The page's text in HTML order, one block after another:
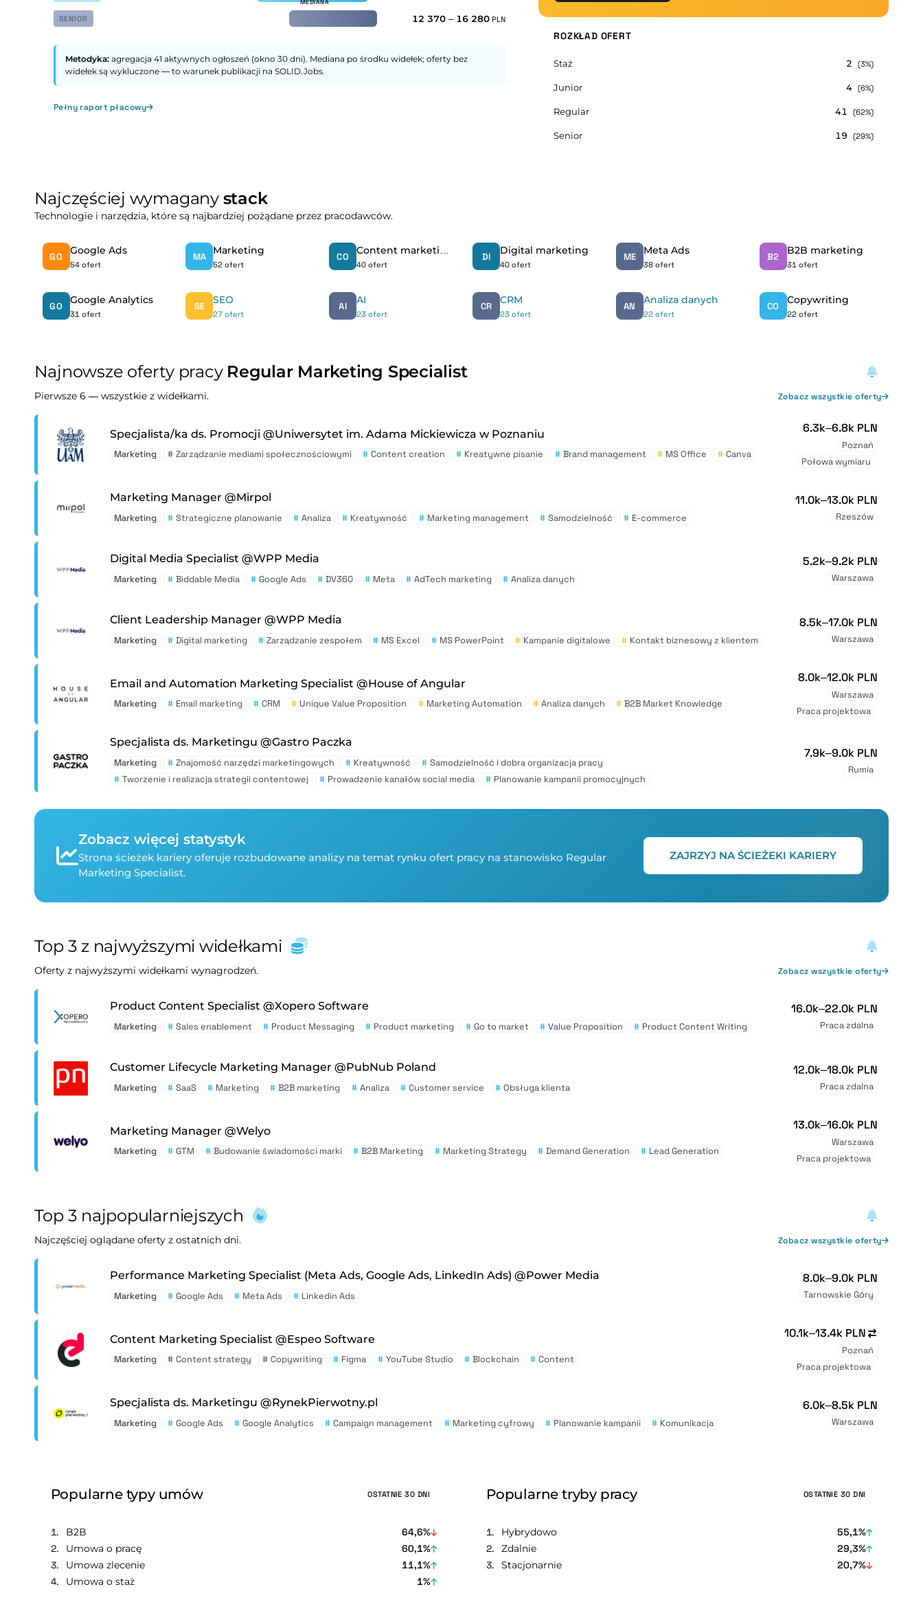
SENIOR 12 370 – 16 280 PLN
Metodyka:agregacja 41 aktywnych ogłoszeń (okno 30 dni). Mediana po środku widełek; oferty bez
widełek są wykluczone — to warunek publikacji na SOLID.Jobs.
Pełny raport płacowy
ROZKŁAD OFERT
Staż 2 (3%)
Junior 4 (6%)
Regular 41 (62%)
Senior 19 (29%)
Najczęściej wymagany stack
Technologie i narzędzia, które są najbardziej pożądane przez pracodawców.
GO
Google Ads
54 ofert
MA
Marketing
52 ofert
CO
40 ofert
DI
Digital marketing
40 ofert
ME
Meta Ads
38 ofert
B2
B2B marketing
31 ofert
GO
Google Analytics
31 ofert
SE
SEO
27 ofert
AI
AI
23 ofert
CR
CRM
23 ofert
AN
Analiza danych
22 ofert
CO
Copywriting
22 ofert
Najnowsze oferty pracy Regular Marketing Specialist
Pierwsze 6 — wszystkie z widełkami. Zobacz wszystkie oferty
Specjalista/ka ds. Promocji @Uniwersytet im. Adama Mickiewicza w Poznaniu
Marketing # Zarządzanie mediami społecznościowymi # Content creation # Kreatywne pisanie # Brand management # MS Office # Canva
6.3k–6.8k PLN
Poznań
Połowa wymiaru
Marketing Manager @Mirpol
Marketing # Strategiczne planowanie # Analiza # Kreatywność # Marketing management # Samodzielność # E-commerce
11.0k–13.0k PLN
Rzeszów
Digital Media Specialist @WPP Media
Marketing # Biddable Media # Google Ads # DV360 # Meta # AdTech marketing # Analiza danych
5.2k–9.2k PLN
Warszawa
Client Leadership Manager @WPP Media
Marketing # Digital marketing # Zarządzanie zespołem # MS Excel # MS PowerPoint # Kampanie digitalowe # Kontakt biznesowy z klientem
8.5k–17.0k PLN
Warszawa
Email and Automation Marketing Specialist @House of Angular
Marketing # Email marketing # CRM # Unique Value Proposition # Marketing Automation # Analiza danych # B2B Market Knowledge
8.0k–12.0k PLN
Warszawa
Praca projektowa
Specjalista ds. Marketingu @Gastro Paczka
Marketing # Znajomość narzędzi marketingowych # Kreatywność # Samodzielność i dobra organizacja pracy
# Tworzenie i realizacja strategii contentowej # Prowadzenie kanałów social media # Planowanie kampanii promocyjnych
7.9k–9.0k PLN
Rumia
Zobacz więcej statystyk
Strona ścieżek kariery oferuje rozbudowane analizy na temat rynku ofert pracy na stanowisko Regular
Marketing Specialist.
ZAJRZYJ NA ŚCIEŻEKI KARIERY
Top 3 z najwyższymi widełkami
Oferty z najwyższymi widełkami wynagrodzeń. Zobacz wszystkie oferty
Product Content Specialist @Xopero Software
Marketing # Sales enablement # Product Messaging # Product marketing # Go to market # Value Proposition # Product Content Writing
16.0k–22.0k PLN
Praca zdalna
Customer Lifecycle Marketing Manager @PubNub Poland
Marketing # SaaS # Marketing # B2B marketing # Analiza # Customer service # Obsługa klienta
12.0k–18.0k PLN
Praca zdalna
Marketing Manager @Welyo
Marketing # GTM # Budowanie świadomości marki # B2B Marketing # Marketing Strategy # Demand Generation # Lead Generation
13.0k–16.0k PLN
Warszawa
Praca projektowa
Top 3 najpopularniejszych
Najczęściej oglądane oferty z ostatnich dni. Zobacz wszystkie oferty
Performance Marketing Specialist (Meta Ads, Google Ads, LinkedIn Ads) @Power Media
Marketing # Google Ads # Meta Ads # Linkedin Ads
8.0k–9.0k PLN
Tarnowskie Góry
Content Marketing Specialist @Espeo Software
Marketing # Content strategy # Copywriting # Figma # YouTube Studio # Blockchain # Content
10.1k–13.4k PLN
Poznań
Praca projektowa
Specjalista ds. Marketingu @RynekPierwotny.pl
Marketing # Google Ads # Google Analytics # Campaign management # Marketing cyfrowy # Planowanie kampanii # Komunikacja
6.0k–8.5k PLN
Warszawa
Popularne typy umów OSTATNIE 30 DNI
B2B
64,6%
Umowa o pracę
60,1%
Umowa zlecenie
11,1%
Umowa o staż
1%
Popularne tryby pracy OSTATNIE 30 DNI
Hybrydowo
55,1%
Zdalnie
29,3%
Stacjonarnie
20,7%